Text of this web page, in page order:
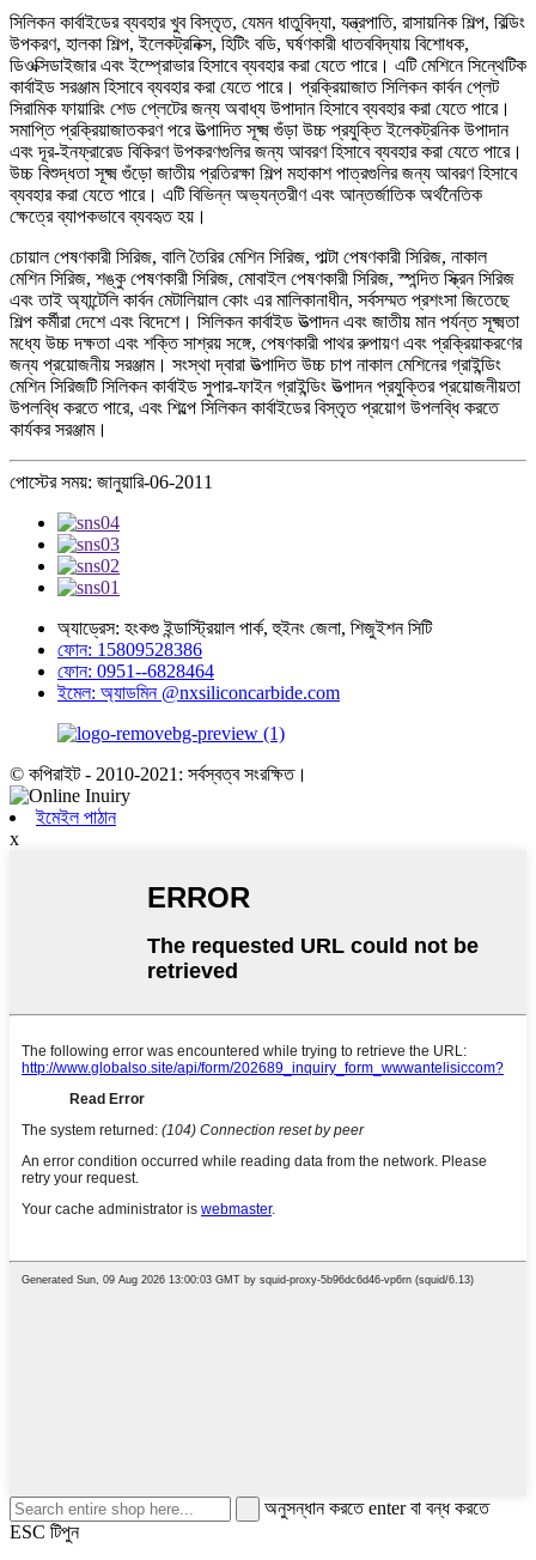
সিলিকন কার্বাইডের ব্যবহার খুব বিস্তৃত, যেমন ধাতুবিদ্যা, যন্ত্রপাতি, রাসায়নিক শিল্প, বিল্ডিং
উপকরণ, হালকা শিল্প, ইলেকট্রনিক্স, হিটিং বডি, ঘর্ষণকারী ধাতববিদ্যায় বিশোধক,
ডিওক্সিডাইজার এবং ইম্প্রোভার হিসাবে ব্যবহার করা যেতে পারে। এটি মেশিনে সিন্থেটিক
কার্বাইড সরঞ্জাম হিসাবে ব্যবহার করা যেতে পারে। প্রক্রিয়াজাত সিলিকন কার্বন প্লেট
সিরামিক ফায়ারিং শেড প্লেটের জন্য অবাধ্য উপাদান হিসাবে ব্যবহার করা যেতে পারে।
সমাপ্তি প্রক্রিয়াজাতকরণ পরে উত্পাদিত সূক্ষ্ম গুঁড়া উচ্চ প্রযুক্তি ইলেকট্রনিক উপাদান
এবং দূর-ইনফ্রারেড বিকিরণ উপকরণগুলির জন্য আবরণ হিসাবে ব্যবহার করা যেতে পারে।
উচ্চ বিশুদ্ধতা সূক্ষ্ম গুঁড়ো জাতীয় প্রতিরক্ষা শিল্প মহাকাশ পাত্রগুলির জন্য আবরণ হিসাবে
ব্যবহার করা যেতে পারে। এটি বিভিন্ন অভ্যন্তরীণ এবং আন্তর্জাতিক অর্থনৈতিক
ক্ষেত্রে ব্যাপকভাবে ব্যবহৃত হয়।
চোয়াল পেষণকারী সিরিজ, বালি তৈরির মেশিন সিরিজ, পাল্টা পেষণকারী সিরিজ, নাকাল
মেশিন সিরিজ, শঙ্কু পেষণকারী সিরিজ, মোবাইল পেষণকারী সিরিজ, স্পন্দিত স্ক্রিন সিরিজ
এবং তাই অ্যান্টেলি কার্বন মেটালিয়াল কোং এর মালিকানাধীন, সর্বসম্মত প্রশংসা জিতেছে
শিল্প কর্মীরা দেশে এবং বিদেশে। সিলিকন কার্বাইড উত্পাদন এবং জাতীয় মান পর্যন্ত সূক্ষ্মতা
মধ্যে উচ্চ দক্ষতা এবং শক্তি সাশ্রয় সঙ্গে, পেষণকারী পাথর রুপায়ণ এবং প্রক্রিয়াকরণের
জন্য প্রয়োজনীয় সরঞ্জাম। সংস্থা দ্বারা উত্পাদিত উচ্চ চাপ নাকাল মেশিনের গ্রাইন্ডিং
মেশিন সিরিজটি সিলিকন কার্বাইড সুপার-ফাইন গ্রাইন্ডিং উত্পাদন প্রযুক্তির প্রয়োজনীয়তা
উপলব্ধি করতে পারে, এবং শিল্পে সিলিকন কার্বাইডের বিস্তৃত প্রয়োগ উপলব্ধি করতে
কার্যকর সরঞ্জাম।
পোস্টের সময়: জানুয়ারি-06-2011
অ্যাড্রেস: হংকগু ইন্ডাস্ট্রিয়াল পার্ক, হুইনং জেলা, শিজুইশন সিটি
ফোন: 15809528386
ফোন: 0951--6828464
ইমেল: অ্যাডমিন @nxsiliconcarbide.com
© কপিরাইট - 2010-2021: সর্বস্বত্ব সংরক্ষিত।
ইমেইল পাঠান
x
অনুসন্ধান করতে enter বা বন্ধ করতে
ESC টিপুন